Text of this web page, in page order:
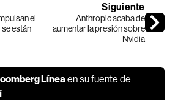
el
están
Siguiente
Anthropic acaba de
aumentar la presión sobre
Nvidia
Línea en su fuente de